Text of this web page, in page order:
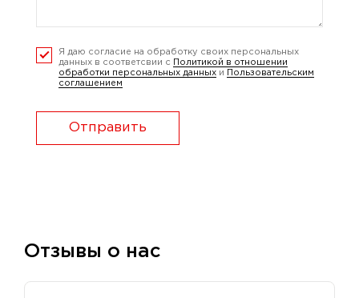
Я даю согласие на обработку своих персональных
данных в соответсвии с
Политикой в отношении
обработки персональных данных и
Пользовательским
соглашением
Отправить
Отзывы о нас